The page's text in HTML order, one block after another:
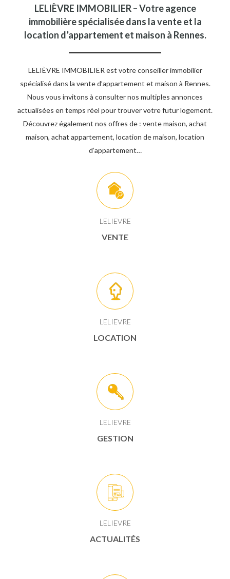
LELIÈVRE IMMOBILIER – Votre agence
immobilière spécialisée dans la vente et la
location d’appartement et maison à Rennes.
LELIÈVRE IMMOBILIER est votre conseiller immobilier
spécialisé dans la vente d’appartement et maison à Rennes.
Nous vous invitons à consulter nos multiples annonces
actualisées en temps réel pour trouver votre futur logement.
Découvrez également nos offres de : vente maison, achat
maison, achat appartement, location de maison, location
d’appartement…
LELIEVRE
VENTE
LELIEVRE
LOCATION
LELIEVRE
GESTION
LELIEVRE
ACTUALITÉS